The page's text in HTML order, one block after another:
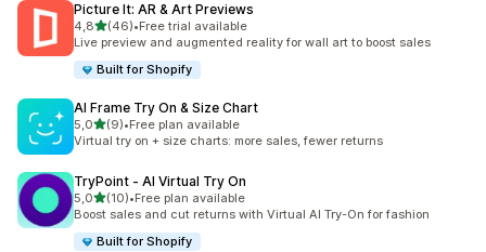
Picture It: AR & Art Previews
4,8de 5 estrelas
(46)
46 total de avaliações
•Free trial available
Live preview and augmented reality for wall art to boost sales
Built for Shopify
AI Frame Try On & Size Chart
5,0de 5 estrelas
(9)
9 total de avaliações
•Free plan available
Virtual try on + size charts: more sales, fewer returns
TryPoint ‑ AI Virtual Try On
5,0de 5 estrelas
(10)
10 total de avaliações
•Free plan available
Boost sales and cut returns with Virtual AI Try-On for fashion
Built for Shopify